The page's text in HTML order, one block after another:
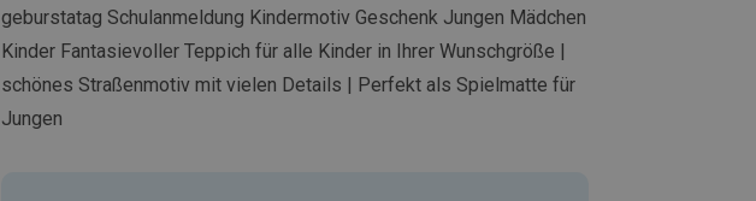
geburstatag Schulanmeldung Kindermotiv Geschenk Jungen Mädchen
Kinder Fantasievoller Teppich für alle Kinder in Ihrer Wunschgröße |
schönes Straßenmotiv mit vielen Details | Perfekt als Spielmatte für
Jungen